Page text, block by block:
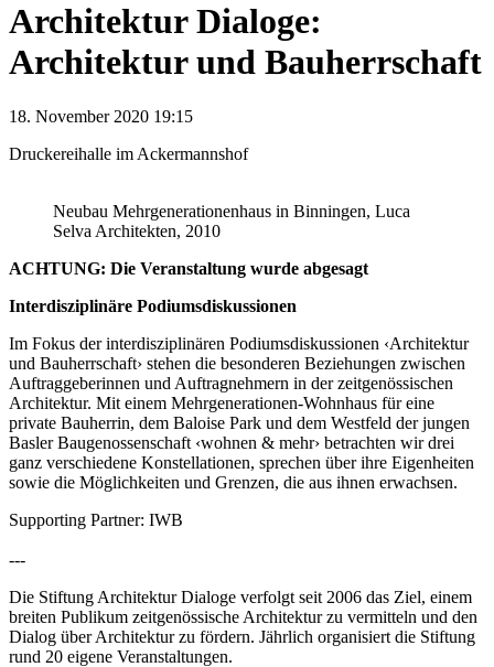
Architektur Dialoge:
Architektur und Bauherrschaft
18. November 2020 19:15
Druckereihalle im Ackermannshof
Neubau Mehrgenerationenhaus in Binningen, Luca
Selva Architekten, 2010
ACHTUNG: Die Veranstaltung wurde abgesagt
Interdisziplinäre Podiumsdiskussionen
Im Fokus der interdisziplinären Podiumsdiskussionen ‹Architektur
und Bauherrschaft› stehen die besonderen Beziehungen zwischen
Auftraggeberinnen und Auftragnehmern in der zeitgenössischen
Architektur. Mit einem Mehrgenerationen-Wohnhaus für eine
private Bauherrin, dem Baloise Park und dem Westfeld der jungen
Basler Baugenossenschaft ‹wohnen & mehr› betrachten wir drei
ganz verschiedene Konstellationen, sprechen über ihre Eigenheiten
sowie die Möglichkeiten und Grenzen, die aus ihnen erwachsen.
Supporting Partner: IWB
---
Die Stiftung Architektur Dialoge verfolgt seit 2006 das Ziel, einem
breiten Publikum zeitgenössische Architektur zu vermitteln und den
Dialog über Architektur zu fördern. Jährlich organisiert die Stiftung
rund 20 eigene Veranstaltungen.